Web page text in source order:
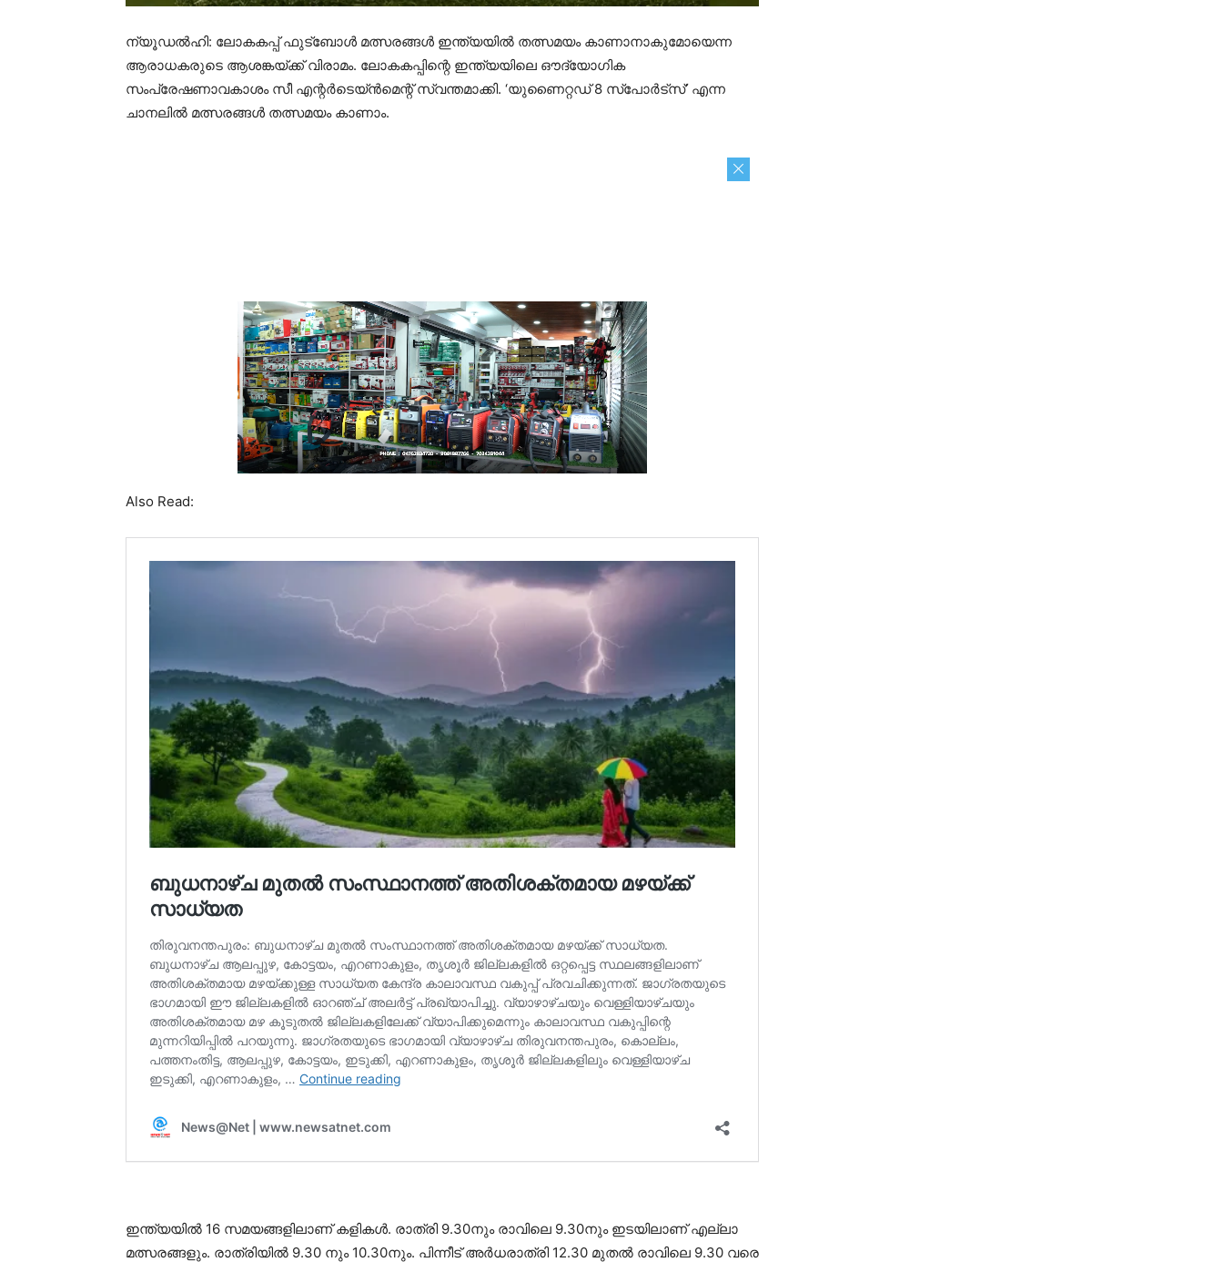
ന്യൂഡല്‍ഹി: ലോകകപ്പ് ഫുട്ബോള്‍ മത്സരങ്ങള്‍ ഇന്ത്യയില്‍ തത്സമയം കാണാനാകുമോയെന്ന
ആരാധകരുടെ ആശങ്കയ്ക്ക് വിരാമം. ലോകകപ്പിന്റെ ഇന്ത്യയിലെ ഔദ്യോഗിക
സംപ്രേഷണാവകാശം സീ എന്റര്‍ടെയ്ന്‍മെന്റ് സ്വന്തമാക്കി. ‘യുണൈറ്റഡ് 8 സ്പോര്‍ട്സ്’ എന്ന
ചാനലില്‍ മത്സരങ്ങള്‍ തത്സമയം കാണാം.
Also Read:
ഇന്ത്യയില്‍ 16 സമയങ്ങളിലാണ് കളികള്‍. രാത്രി 9.30നും രാവിലെ 9.30നും ഇടയിലാണ് എല്ലാ
മത്സരങ്ങളും. രാത്രിയില്‍ 9.30 നും 10.30നും. പിന്നീട് അര്‍ധരാത്രി 12.30 മുതല്‍ രാവിലെ 9.30 വരെ